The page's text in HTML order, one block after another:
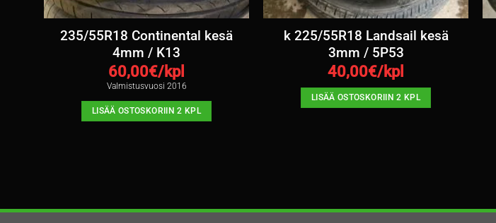
235/55R18 Continental kesä
4mm / K13
60,00€/kpl
Valmistusvuosi 2016
LISÄÄ OSTOSKORIIN 2 KPL
k 225/55R18 Landsail kesä
3mm / 5P53
40,00€/kpl
LISÄÄ OSTOSKORIIN 2 KPL